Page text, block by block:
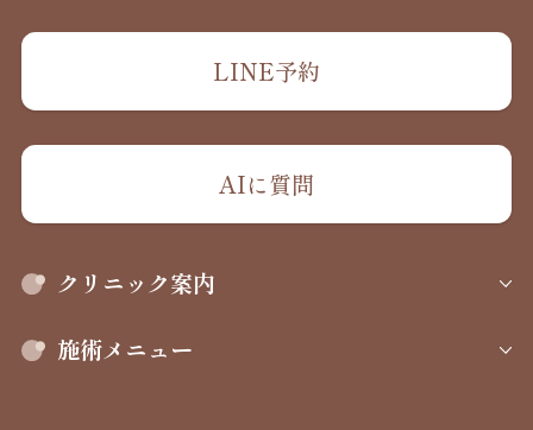
LINE予約
AIに質問
クリニック案内
施術メニュー